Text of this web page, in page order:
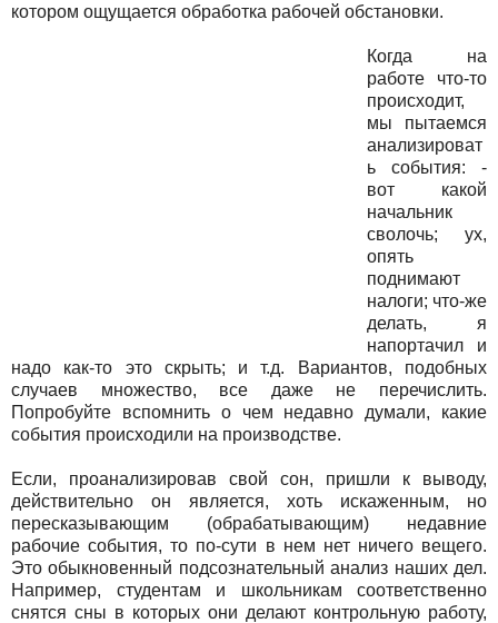
котором ощущается обработка рабочей обстановки.
Когда на
работе что-то
происходит,
мы пытаемся
анализироват
ь события: -
вот какой
начальник
сволочь; ух,
опять
поднимают
налоги; что-же
делать, я
напортачил и
надо как-то это скрыть; и т.д. Вариантов, подобных
случаев множество, все даже не перечислить.
Попробуйте вспомнить о чем недавно думали, какие
события происходили на производстве.
Если, проанализировав свой сон, пришли к выводу,
действительно он является, хоть искаженным, но
пересказывающим (обрабатывающим) недавние
рабочие события, то по-сути в нем нет ничего вещего.
Это обыкновенный подсознательный анализ наших дел.
Например, студентам и школьникам соответственно
снятся сны в которых они делают контрольную работу,